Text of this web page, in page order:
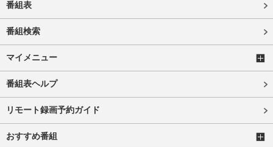
番組表
番組検索
マイメニュー
番組表ヘルプ
リモート録画予約ガイド
おすすめ番組